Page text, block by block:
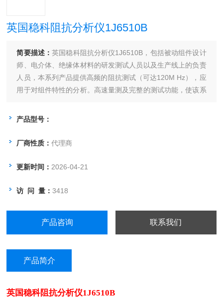
英国稳科阻抗分析仪1J6510B
简要描述：英国稳科阻抗分析仪1J6510B，包括被动组件设计
师、电介体、绝缘体材料的研发测试人员以及生产线上的负责
人员，本系列产品提供高频的阻抗测试（可达120M Hz），应
用于对组件特性的分析。高速量测及完整的测试功能，使该系
据，大型TFT触摸显示屏令该产品更为简单易用，精细的扫描
产品型号：
厂商性质：代理商
更新时间： 2026-04-21
访 问 量：3418
产品咨询 联系我们
产品简介
英国稳科阻抗分析仪1J6510B